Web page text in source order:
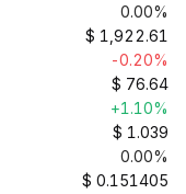
0.00%
$ 1,922.61
-0.20%
$ 76.64
+1.10%
$ 1.039
0.00%
$ 0.151405